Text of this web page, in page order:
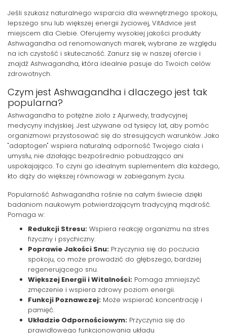
Jeśli szukasz naturalnego wsparcia dla wewnętrznego spokoju,
lepszego snu lub większej energii życiowej, VitAdvice jest
miejscem dla Ciebie. Oferujemy wysokiej jakości produkty
Ashwagandha od renomowanych marek, wybrane ze względu
na ich czystość i skuteczność. Zanurz się w naszej ofercie i
znajdź Ashwagandha, która idealnie pasuje do Twoich celów
zdrowotnych.
Czym jest Ashwagandha i dlaczego jest tak
popularna?
Ashwagandha to potężne zioło z Ajurwedy, tradycyjnej
medycyny indyjskiej. Jest używane od tysięcy lat, aby pomóc
organizmowi przystosować się do stresujących warunków. Jako
"adaptogen" wspiera naturalną odporność Twojego ciała i
umysłu, nie działając bezpośrednio pobudzająco ani
uspokajająco. To czyni go idealnym suplementem dla każdego,
kto dąży do większej równowagi w zabieganym życiu.
Popularność Ashwagandha rośnie na całym świecie dzięki
badaniom naukowym potwierdzającym tradycyjną mądrość.
Pomaga w:
Redukcji Stresu: Wspiera reakcję organizmu na stres
fizyczny i psychiczny.
Poprawie Jakości Snu: Przyczynia się do poczucia
spokoju, co może prowadzić do głębszego, bardziej
regenerującego snu.
Większej Energii i Witalności: Pomaga zmniejszyć
zmęczenie i wspiera zdrowy poziom energii.
Funkcji Poznawczej: Może wspierać koncentrację i
pamięć.
Układzie Odpornościowym: Przyczynia się do
prawidłowego funkcjonowania układu